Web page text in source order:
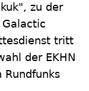
zu der
tritt
der EKHN
Rundfunks